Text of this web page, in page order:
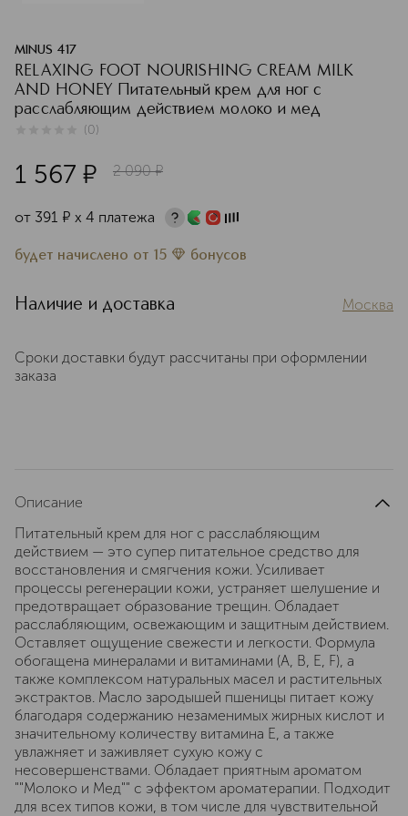
MINUS 417
RELAXING FOOT NOURISHING CREAM MILK
AND HONEY Питательный крем для ног с
расслабляющим действием молоко и мед
(0)
1 567 ¤ 2 090 ¤
от 391 ¤ х 4 платежа
будет начислено от 15 бонусов
Наличие и доставка Москва
Сроки доставки будут рассчитаны при оформлении
заказа
Описание
Питательный крем для ног с расслабляющим
действием — это супер питательное средство для
восстановления и смягчения кожи. Усиливает
процессы регенерации кожи, устраняет шелушение и
предотвращает образование трещин. Обладает
расслабляющим, освежающим и защитным действием.
Оставляет ощущение свежести и легкости. Формула
обогащена минералами и витаминами (А, B, E, F), а
также комплексом натуральных масел и растительных
экстрактов. Масло зародышей пшеницы питает кожу
благодаря содержанию незаменимых жирных кислот и
значительному количеству витамина Е, а также
увлажняет и заживляет сухую кожу с
несовершенствами. Обладает приятным ароматом
""Молоко и Мед"" с эффектом ароматерапии. Подходит
для всех типов кожи, в том числе для чувствительной